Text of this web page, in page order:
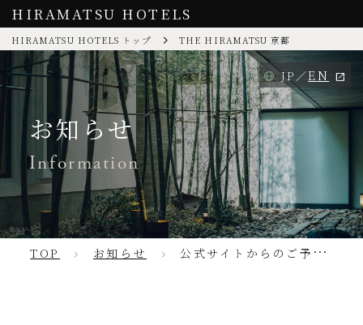
HIRAMATSU HOTELS
HIRAMATSU HOTELS トップ THE HIRAMATSU 京都
JP EN
お知らせ
Information
TOP お知らせ 公式サイトからのご予約は「ベストレート」